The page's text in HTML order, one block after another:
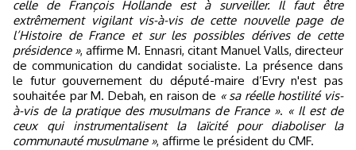
celle de François Hollande est à surveiller. Il faut être
extrêmement vigilant vis-à-vis de cette nouvelle page de
l’Histoire de France et sur les possibles dérives de cette
présidence », affirme M. Ennasri, citant Manuel Valls, directeur
de communication du candidat socialiste. La présence dans
le futur gouvernement du député-maire d’Evry n'est pas
souhaitée par M. Debah, en raison de « sa réelle hostilité vis-
à-vis de la pratique des musulmans de France ». « Il est de
ceux qui instrumentalisent la laïcité pour diaboliser la
communauté musulmane », affirme le président du CMF.